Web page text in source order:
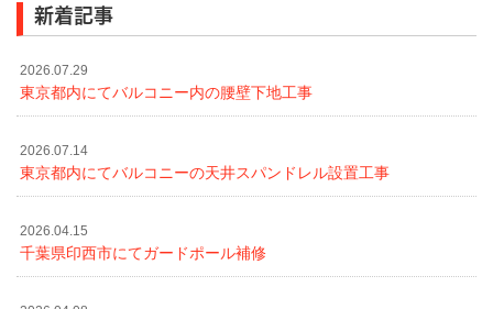
新着記事
2026.07.29
東京都内にてバルコニー内の腰壁下地工事
2026.07.14
東京都内にてバルコニーの天井スパンドレル設置工事
2026.04.15
千葉県印西市にてガードポール補修